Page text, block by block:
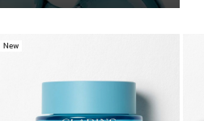
New